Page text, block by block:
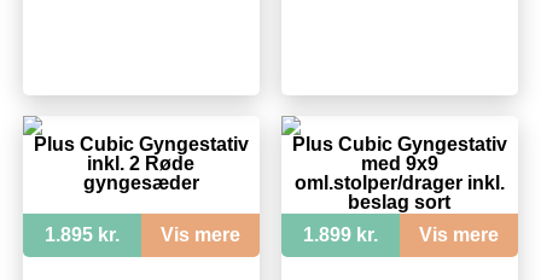
Plus Cubic Gyngestativ
inkl. 2 Røde
gyngesæder
1.895 kr. Vis mere
Plus Cubic Gyngestativ
med 9x9
oml.stolper/drager inkl.
beslag sort
1.899 kr.
Vis mere